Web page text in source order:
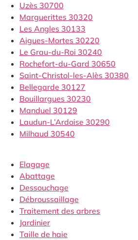
Uzès 30700
Marguerittes 30320
Les Angles 30133
Aigues-Mortes 30220
Le Grau-du-Roi 30240
Rochefort-du-Gard 30650
Saint-Christol-les-Alès 30380
Bellegarde 30127
Bouillargues 30230
Manduel 30129
Laudun-L’Ardoise 30290
Milhaud 30540
Elagage
Abattage
Dessouchage
Débroussaillage
Traitement des arbres
Jardinier
Taille de haie